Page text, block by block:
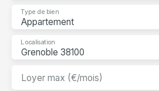
Appartement
Type de bien
Grenoble 38100
Localisation
Loyer max (€/mois)